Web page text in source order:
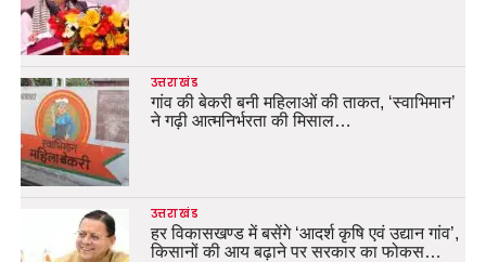
उत्तराखंड
गांव की बेकरी बनी महिलाओं की ताकत, ‘स्वाभिमान’
ने गढ़ी आत्मनिर्भरता की मिसाल…
उत्तराखंड
हर विकासखण्ड में बसेंगे ‘आदर्श कृषि एवं उद्यान गांव’,
किसानों की आय बढ़ाने पर सरकार का फोकस…